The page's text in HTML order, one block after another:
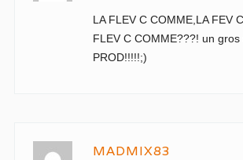
LA FLEV C COMME,LA FEV
FLEV C COMME???! un
PROD!!!!!;)
MADMIX83